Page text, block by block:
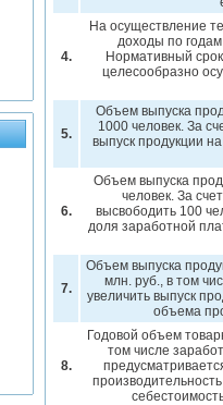
4.
На осуществление
доходы по годам
Нормативный
целесообразно
5.
Объем выпуска
1000 человек. За
выпуск продукции
6.
Объем выпуска
человек. За
высвободить 100
доля заработной
7.
Объем выпуска
млн. руб., в том
увеличить выпуск
объема
8.
Годовой объем
том числе